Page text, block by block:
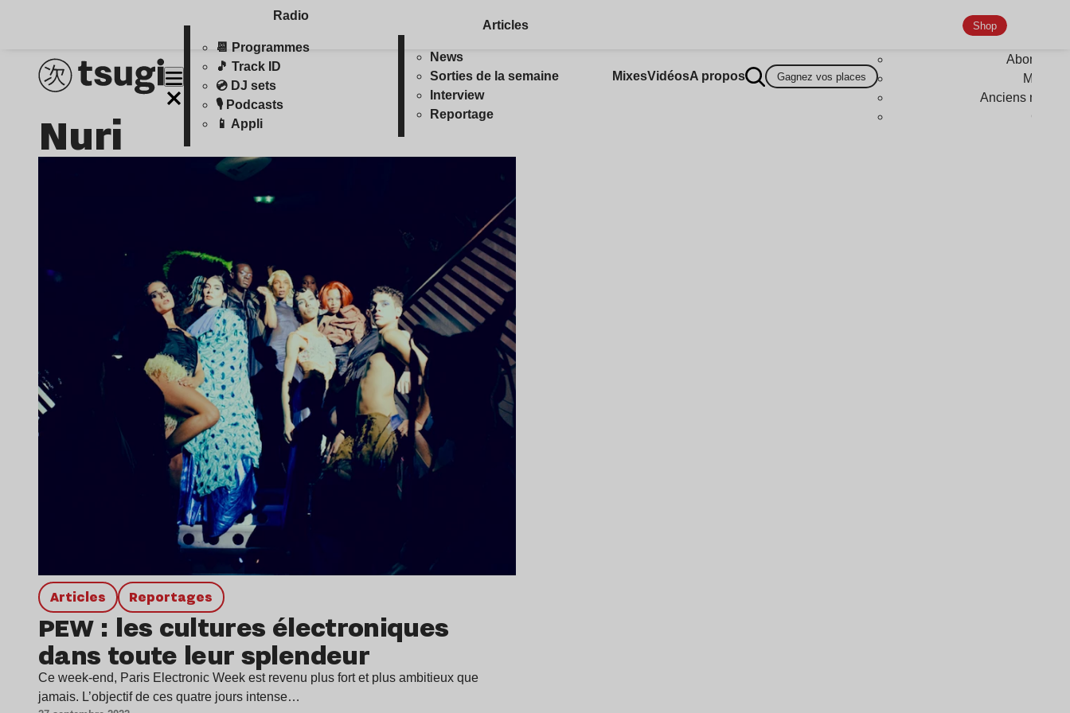
Radio
📆 Programmes
🎵 Track ID
💿 DJ sets
🎙️ Podcasts
📱 Appli
Articles
News
Sorties de la semaine
Interview
Reportage
MixesVidéosA propos Gagnez vos places
Shop
Anciens
Nuri
Articles Reportages
PEW : les cultures électroniques
dans toute leur splendeur
Ce week-end, Paris Electronic Week est revenu plus fort et plus ambitieux que
jamais. L’objectif de ces quatre jours intense…